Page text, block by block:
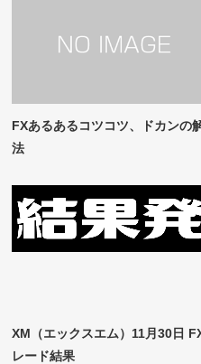
FXあるあるコツコツ、ドカンの
法
XM（エックスエム）11月30日
レード結果